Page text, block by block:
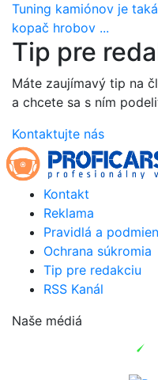
Tuning kamiónov je
kopač hrobov ...
Tip pre
Máte zaujímavý tip na
a chcete sa s ním
Kontaktujte nás
Kontakt
Reklama
Pravidlá a
Ochrana súkromia
Tip pre redakciu
RSS Kanál
Naše médiá